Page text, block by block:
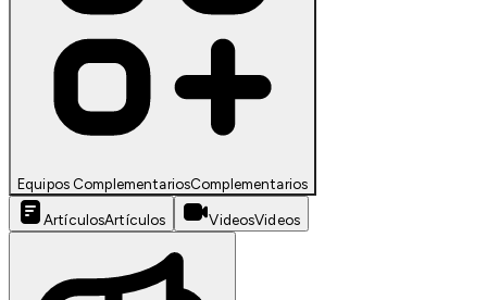
Equipos ComplementariosComplementarios
ArtículosArtículos VideosVideos